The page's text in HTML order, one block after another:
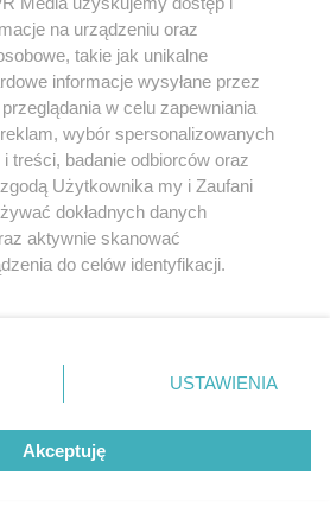
Messiego w
zakończy
na urządzeniu oraz
takie jak unikalne
informacje wysyłane przez
w celu zapewniania
wybór spersonalizowanych
treści, badanie odbiorców oraz
Użytkownika my i Zaufani
dokładnych danych
aktywnie skanować
do celów identyfikacji.
przycisk ustawień prywatności
dolnym rogu strony
danych nie wymagają zgody
prawo sprzeciwić się takiemu
będą miały zastosowanie tylko
USTAWIENIA
Akceptuję